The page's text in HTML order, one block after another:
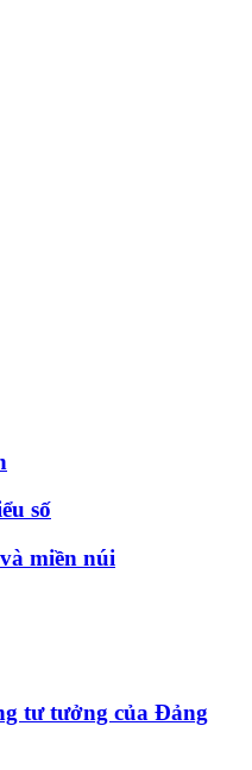
số
miền núi
tư tưởng của Đảng